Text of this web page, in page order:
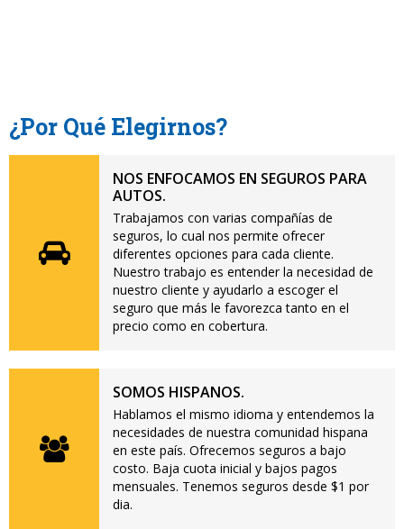
¿Por Qué Elegirnos?
NOS ENFOCAMOS EN SEGUROS PARA
AUTOS.
Trabajamos con varias compañías de
seguros, lo cual nos permite ofrecer
diferentes opciones para cada cliente.
Nuestro trabajo es entender la necesidad de
nuestro cliente y ayudarlo a escoger el
seguro que más le favorezca tanto en el
precio como en cobertura.
SOMOS HISPANOS.
Hablamos el mismo idioma y entendemos la
necesidades de nuestra comunidad hispana
en este país. Ofrecemos seguros a bajo
costo. Baja cuota inicial y bajos pagos
mensuales. Tenemos seguros desde $1 por
dia.